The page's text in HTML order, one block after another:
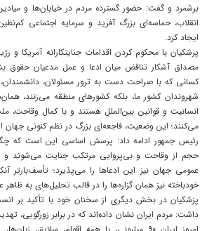
برشمرد و گفت: حضور گسترده مردم در خیابان‌ها و
انقلاب، حماسه‌ای بزرگ آفرید و سرمایه اجتماعی
ایجاد کرد.
پزشکیان با محکوم کردن اقدامات جنایتکارانه آمریکا و
مصداق آشکار تناقض میان ادعا و عمل مدعیان حقوق
کسانی که با صراحت دست به ترور مسئولان، دانشمندان،
شهروندان کشور ما، بلکه کشورهای منطقه می‌زنند،
انسانیت و قوانین بین‌الملل هستند و با کمال وقاحت،
می‌کنند؛ این وضعیت، فاجعه‌ای بزرگ در نظم کنونی
رئیس جمهور ادامه داد: پرسش اساسی این است که
حجم از وقاحت و بی‌پروایی مرتکب جنایت می‌شوند و
عمومی جهان نیز این ادعاها را می‌پذیرد؛ تأسف‌بارتر
خودباخته نیز همان گزاره‌ها را در قالب تحلیل‌های به
پزشکیان در بخش دیگری از سخنان خود با تأکید بر
داشت: مردم ایران نشان داده‌اند که در برابر زورگویی،